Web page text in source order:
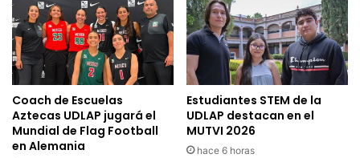
Coach de Escuelas
Aztecas UDLAP jugará el
Mundial de Flag Football
en Alemania
Estudiantes STEM de la
UDLAP destacan en el
MUTVI 2026
hace 6 horas